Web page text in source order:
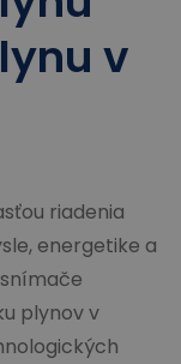
v
riadenia
energetike a
plynov v